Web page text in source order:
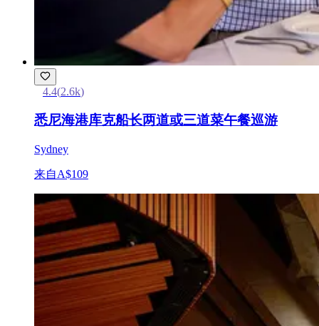
4.4(2.6k)
悉尼海港库克船长两道或三道菜午餐巡游
Sydney
来自A$109